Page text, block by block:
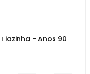
- Anos 90